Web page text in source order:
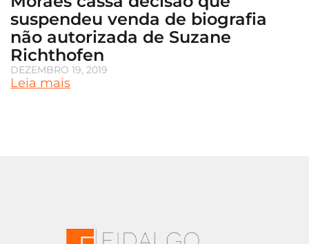
suspendeu venda de biografia
não autorizada de Suzane
Richthofen
DEZEMBRO 19, 2019
Leia mais